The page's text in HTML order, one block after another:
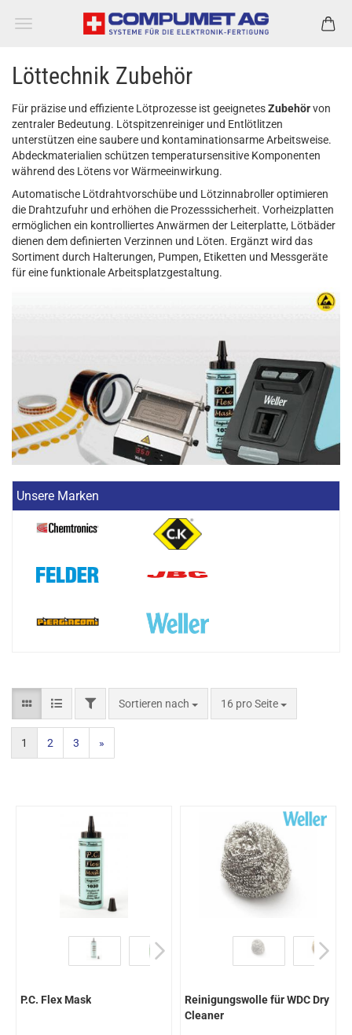
Löttechnik Zubehör
Für präzise und effiziente Lötprozesse ist geeignetesZubehörvon
zentraler Bedeutung. Lötspitzenreiniger und Entlötlitzen
unterstützen eine saubere und kontaminationsarme Arbeitsweise.
Abdeckmaterialien schützen temperatursensitive Komponenten
während des Lötens vor Wärmeeinwirkung.
Automatische Lötdrahtvorschübe und Lötzinnabroller optimieren
die Drahtzufuhr und erhöhen die Prozesssicherheit. Vorheizplatten
ermöglichen ein kontrolliertes Anwärmen der Leiterplatte, Lötbäder
dienen dem definierten Verzinnen und Löten. Ergänzt wird das
Sortiment durch Halterungen, Pumpen, Etiketten und Messgeräte
für eine funktionale Arbeitsplatzgestaltung.
Unsere Marken
Sortieren nach 16 pro Seite
1 2 3 »
P.C. Flex Mask
Reinigungswolle für WDC Dry
Cleaner